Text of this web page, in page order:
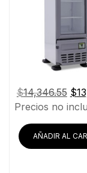
$14,346.55 El
era:
$
Precios no
AÑADIR AL